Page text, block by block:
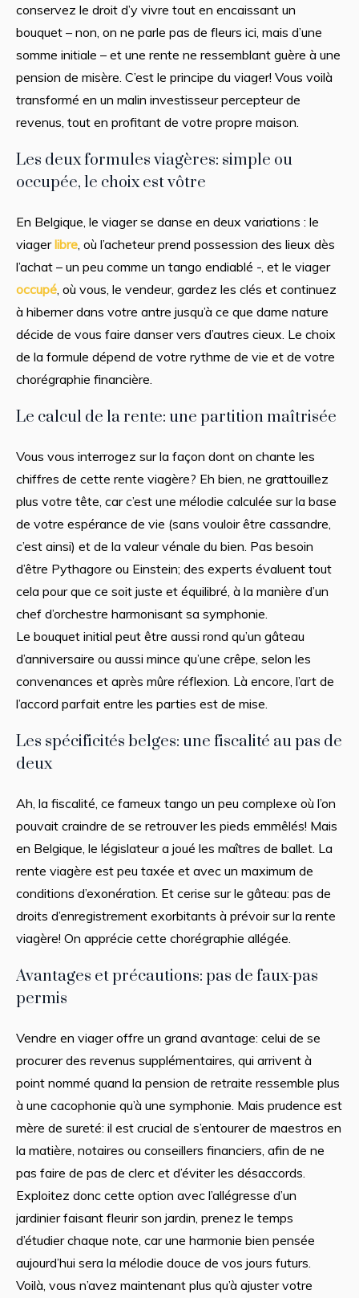
conservez le droit d’y vivre tout en encaissant un
bouquet – non, on ne parle pas de fleurs ici, mais d’une
somme initiale – et une rente ne ressemblant guère à une
pension de misère. C’est le principe du viager! Vous voilà
transformé en un malin investisseur percepteur de
revenus, tout en profitant de votre propre maison.
Les deux formules viagères: simple ou
occupée, le choix est vôtre
En Belgique, le viager se danse en deux variations : le
viagerlibre , où l’acheteur prend possession des lieux dès
l’achat – un peu comme un tango endiablé -, et le viager
occupé , où vous, le vendeur, gardez les clés et continuez
à hiberner dans votre antre jusqu’à ce que dame nature
décide de vous faire danser vers d’autres cieux. Le choix
de la formule dépend de votre rythme de vie et de votre
chorégraphie financière.
Le calcul de la rente: une partition maîtrisée
Vous vous interrogez sur la façon dont on chante les
chiffres de cette rente viagère? Eh bien, ne grattouillez
plus votre tête, car c’est une mélodie calculée sur la base
de votre espérance de vie (sans vouloir être cassandre,
c’est ainsi) et de la valeur vénale du bien. Pas besoin
d’être Pythagore ou Einstein; des experts évaluent tout
cela pour que ce soit juste et équilibré, à la manière d’un
chef d’orchestre harmonisant sa symphonie.
Le bouquet initial peut être aussi rond qu’un gâteau
d’anniversaire ou aussi mince qu’une crêpe, selon les
convenances et après mûre réflexion. Là encore, l’art de
l’accord parfait entre les parties est de mise.
Les spécificités belges: une fiscalité au pas de
deux
Ah, la fiscalité, ce fameux tango un peu complexe où l’on
pouvait craindre de se retrouver les pieds emmêlés! Mais
en Belgique, le législateur a joué les maîtres de ballet. La
rente viagère est peu taxée et avec un maximum de
conditions d’exonération. Et cerise sur le gâteau: pas de
droits d’enregistrement exorbitants à prévoir sur la rente
viagère! On apprécie cette chorégraphie allégée.
Avantages et précautions: pas de faux-pas
permis
Vendre en viager offre un grand avantage: celui de se
procurer des revenus supplémentaires, qui arrivent à
point nommé quand la pension de retraite ressemble plus
à une cacophonie qu’à une symphonie. Mais prudence est
mère de sureté: il est crucial de s’entourer de maestros en
la matière, notaires ou conseillers financiers, afin de ne
pas faire de pas de clerc et d’éviter les désaccords.
Exploitez donc cette option avec l’allégresse d’un
jardinier faisant fleurir son jardin, prenez le temps
d’étudier chaque note, car une harmonie bien pensée
aujourd’hui sera la mélodie douce de vos jours futurs.
Voilà, vous n’avez maintenant plus qu’à ajuster votre